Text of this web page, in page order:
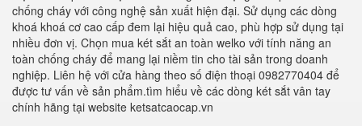
chống cháy với công nghệ sản xuất hiện đại. Sử dụng các dòng
khoá khoá cơ cao cấp đem lại hiệu quả cao, phù hợp sử dụng tại
nhiều đơn vị. Chọn mua két sắt an toàn welko với tính năng an
toàn chống cháy để mang lại niềm tin cho tài sản trong doanh
nghiệp. Liên hệ với cửa hàng theo số điện thoại 0982770404 để
được tư vấn về sản phẩm.tìm hiểu về các dòng két sắt vân tay
chính hãng tại website ketsatcaocap.vn